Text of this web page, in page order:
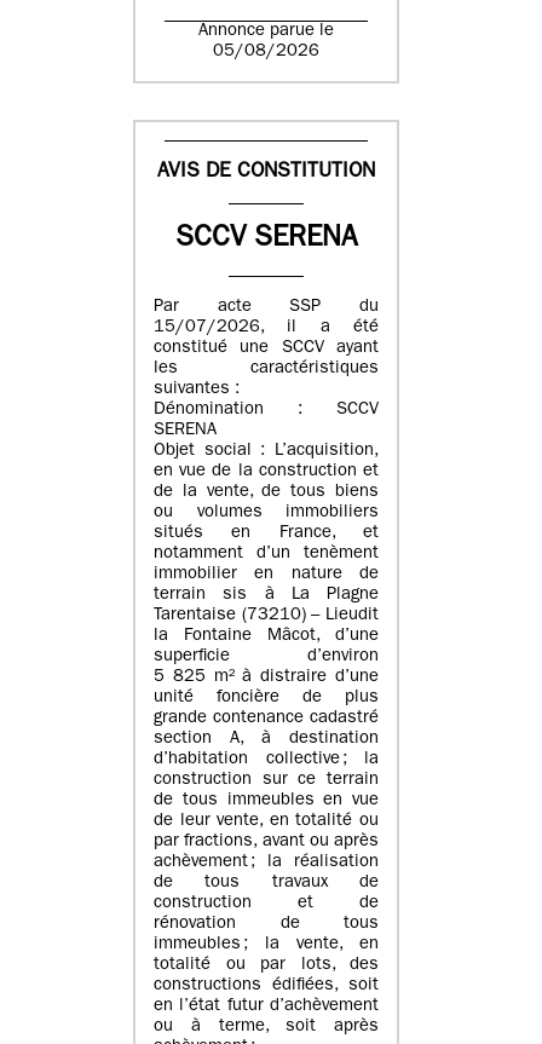
Annonce parue le
05/08/2026
AVIS DE CONSTITUTION
SCCV SERENA
Par acte SSP du
15/07/2026, il a été
constitué une SCCV ayant
les caractéristiques
suivantes :
Dénomination : SCCV
SERENA
Objet social : L’acquisition,
en vue de la construction et
de la vente, de tous biens
ou volumes immobiliers
situés en France, et
notamment d’un tenèment
immobilier en nature de
terrain sis à La Plagne
Tarentaise (73210) – Lieudit
la Fontaine Mâcot, d’une
superficie d’environ
5 825 m² à distraire d’une
unité foncière de plus
grande contenance cadastré
section A, à destination
d’habitation collective ; la
construction sur ce terrain
de tous immeubles en vue
de leur vente, en totalité ou
par fractions, avant ou après
achèvement ; la réalisation
de tous travaux de
construction et de
rénovation de tous
immeubles ; la vente, en
totalité ou par lots, des
constructions édifiées, soit
en l’état futur d’achèvement
ou à terme, soit après